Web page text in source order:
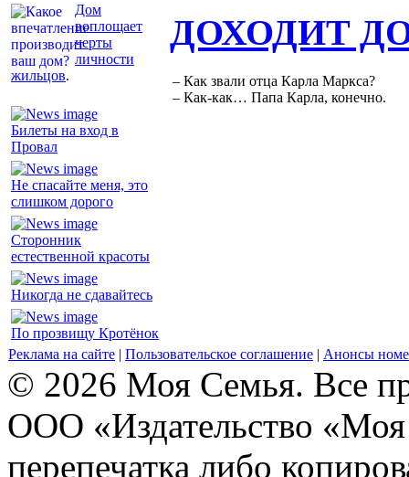
Дом
воплощает
черты
личности
жильцов.
Билеты на вход в
Провал
Не спасайте меня, это
слишком дорого
Сторонник
естественной красоты
Никогда не сдавайтесь
По прозвищу Кротёнок
ДОХОДИТ
– Как звали отца Карла Маркса?
– Как-как… Папа Карла, конечно.
Реклама на сайте | Пользовательское соглашение | Анонсы
© 2026 Моя Семья. Все
ООО «Издательство
перепечатка либо